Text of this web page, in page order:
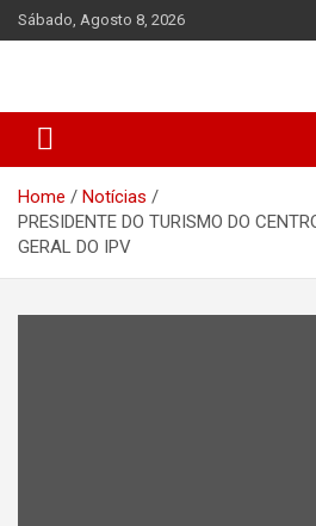
Skip
to
Sábado, Agosto 8, 2026
Home
Notícias
PRESIDENTE DO TURISMO DO
GERAL DO IPV